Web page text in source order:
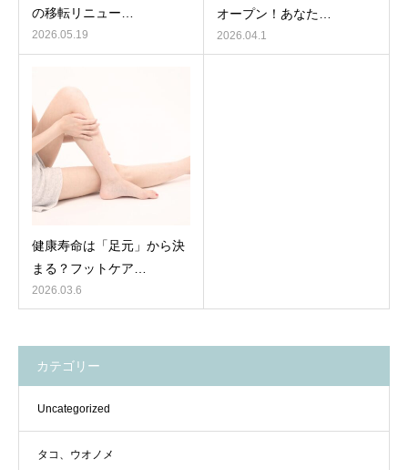
の移転リニュー…
2026.05.19
オープン！あなた…
2026.04.1
健康寿命は「足元」から決
まる？フットケア…
2026.03.6
カテゴリー
Uncategorized
タコ、ウオノメ